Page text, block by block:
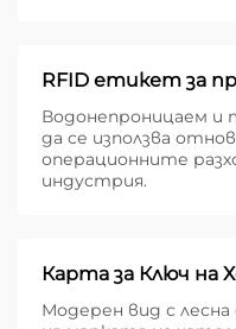
RFID етикет за
Водонепроницаем и
да се използва
операционните
индустрия.
Карта за Ключ на
Модерен вид с